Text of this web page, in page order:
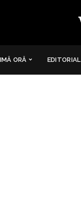
ORĂ EDITORIAL